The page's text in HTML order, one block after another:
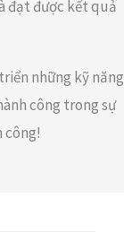
đạt được kết quả
những kỹ năng
công trong sự
công!